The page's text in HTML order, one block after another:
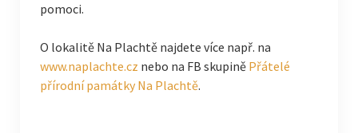
pomoci.
O lokalitě Na Plachtě najdete více např. na
www.naplachte.cz nebo na FB skupině Přátelé
přírodní památky Na Plachtě.